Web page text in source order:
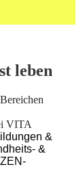
leben
VITA
&
&